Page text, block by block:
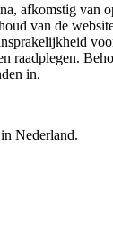
afkomstig van
van de
in.
Nederland.